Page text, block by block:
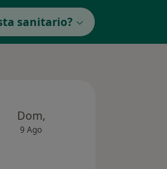
sanitario?
Dom,
9 Ago